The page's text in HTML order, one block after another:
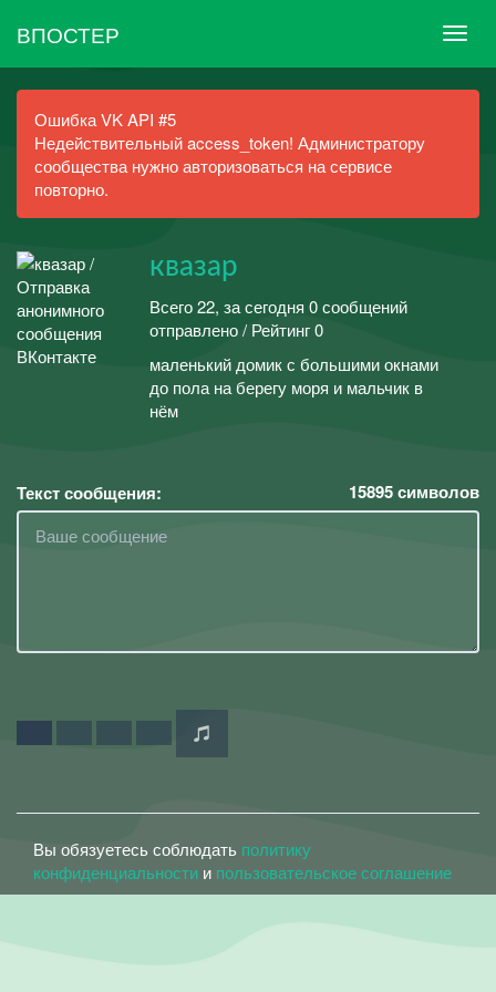
ВПОСТЕР
Ошибка VK API #5
Недействительный access_token! Администратору
сообщества нужно авторизоваться на сервисе
повторно.
квазар
Всего 22, за сегодня 0 сообщений
отправлено / Рейтинг 0
маленький домик с большими окнами
до пола на берегу моря и мальчик в
нём
Текст сообщения: 15895символов
Вы обязуетесь соблюдать политику
конфиденциальности и пользовательское соглашение